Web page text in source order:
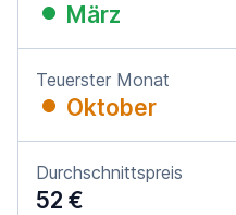
März
Teuerster Monat
Oktober
Durchschnittspreis
52 €